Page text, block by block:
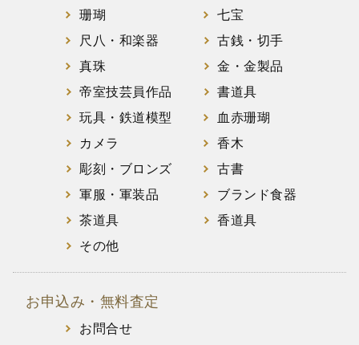
珊瑚
七宝
尺八・和楽器
古銭・切手
真珠
金・金製品
帝室技芸員作品
書道具
玩具・鉄道模型
血赤珊瑚
カメラ
香木
彫刻・ブロンズ
古書
軍服・軍装品
ブランド食器
茶道具
香道具
その他
お申込み・無料査定
お問合せ